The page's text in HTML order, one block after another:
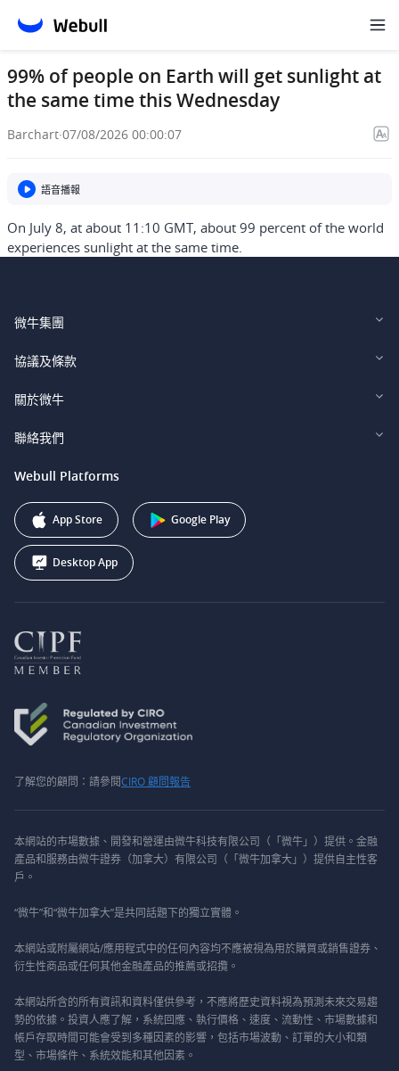
99% of people on Earth will get sunlight at
the same time this Wednesday
Barchart·07/08/2026 00:00:07
語音播報
On July 8, at about 11:10 GMT, about 99 percent of the world
experiences sunlight at the same time.
微牛集團
Webull Financial LLC (US)
Webull Securities South Africa (Pty) Ltd.
Webull Securities (Australia) Pty. Ltd.
Webull Corporation
協議及條款
Legal and Disclosures
關於微牛
投資者關係
聯絡我們
support@webull.ca
+1 (888) 228-0958
Webull Platforms
App Store Google Play
Desktop App
了解您的顧問：請參閱CIRO 顧問報告
本網站的市場數據、開發和營運由微牛科技有限公司（「微牛」）提供。金融
產品和服務由微牛證券（加拿大）有限公司（「微牛加拿大」）提供自主性客
戶。
“微牛”和“微牛加拿大”是共同話題下的獨立實體。
本網站或附屬網站/應用程式中的任何內容均不應被視為用於購買或銷售證券、
衍生性商品或任何其他金融產品的推薦或招攬。
本網站所含的所有資訊和資料僅供參考，不應將歷史資料視為預測未來交易趨
勢的依據。投資人應了解，系統回應、執行價格、速度、流動性、市場數據和
帳戶存取時間可能會受到多種因素的影響，包括市場波動、訂單的大小和類
型、市場條件、系統效能和其他因素。